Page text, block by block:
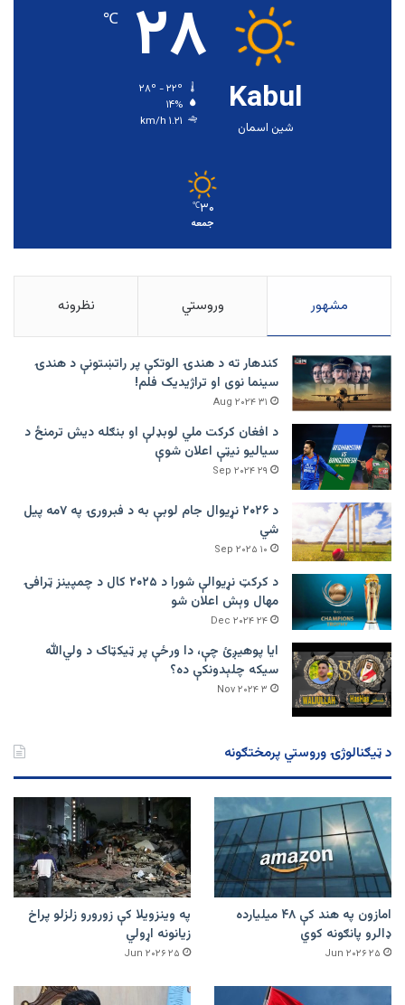
Kabul
شین اسمان
۲۸ ℃
۱۴%
۱.۲۱ km/h
۳۰℃
جمعه
مشهور وروستي نظرونه
کندهار ته د هندۍ الوتکې پر راتښتونې د هندۍ
سینما نوی او تراژيديک فلم!
۳۱ Aug ۲۰۲۴
د افغان کرکت ملي لوبډلې او بنګله دیش ترمنځ د
سیالیو نیټې اعلان شوې
۲۹ Sep ۲۰۲۴
د ۲۰۲۶ نړیوال جام لوبې به د فبرورۍ په ۷مه پیل
شي
۱۰ Sep ۲۰۲۵
د کرکټ نړیوالې شورا د ۲۰۲۵ کال د چمپینز ټرافۍ
مهال وېش اعلان شو
۲۴ Dec ۲۰۲۴
ایا پوهیږئ چې، دا ورځې پر ټيکټاک د ولي‌الله
سیکه چلېدونکې ده؟
۳ Nov ۲۰۲۴
د ټیګنالوژۍ وروستي پرمختګونه
امازون په هند کې ۴۸ میلیارده
ډالرو پانګونه کوي
۲۵ Jun ۲۰۲۶
په وینزویلا کې زورورو زلزلو پراخ
زیانونه اړولي
۲۵ Jun ۲۰۲۶